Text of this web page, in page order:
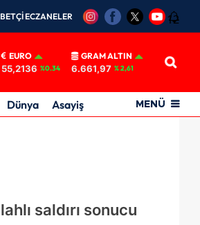
ECZANELER 12
EURO
55,2136 %0.34
GRAM ALTIN
6.661,97 % 2,61
Dünya Asayiş MENÜ
saldırı sonucu